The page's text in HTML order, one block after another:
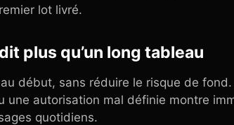
lot livré.
plus qu’un long tableau
début, sans réduire le risque de fond.
une autorisation mal définie montre
quotidiens.